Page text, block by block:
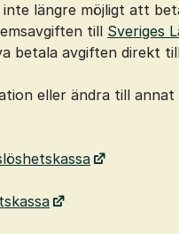
längre möjligt att
till Sveriges
betala avgiften direkt
eller ändra till